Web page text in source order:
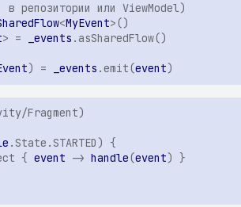
репозитории или ViewModel)
<MyEvent>()
> = _events . asSharedFlow()
) = _events .emit(event)
Fragment)
. State . STARTED ) {
{ event -> handle(event)
}